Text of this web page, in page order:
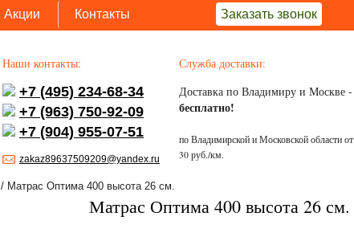
Акции Контакты Заказать звонок
Наши контакты:
+7 (495) 234-68-34
+7 (963) 750-92-09
+7 (904) 955-07-51
zakaz89637509209@yandex.ru
Служба доставки:
Доставка по Владимиру и Москве -
бесплатно!
по Владимирской и Московской области от
30 руб./км.
/ Матрас Оптима 400 высота 26 см.
Матрас Оптима 400 высота 26 см.